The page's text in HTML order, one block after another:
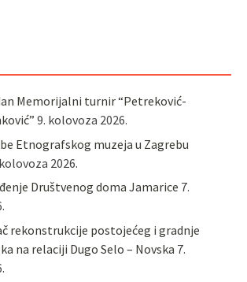
Memorijalni turnir “Petreković-
9. kolovoza 2026.
Etnografskog muzeja u Zagrebu
2026.
Društvenog doma Jamarice 7.
rekonstrukcije postojećeg i gradnje
na relaciji Dugo Selo – Novska 7.